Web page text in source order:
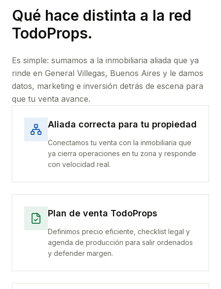
Qué hace distinta a la red
TodoProps.
Es simple: sumamos a la inmobiliaria aliada que ya
rinde en General Villegas, Buenos Aires y le damos
datos, marketing e inversión detrás de escena para
que tu venta avance.
Aliada correcta para tu propiedad
Conectamos tu venta con la inmobiliaria que
ya cierra operaciones en tu zona y responde
con velocidad real.
Plan de venta TodoProps
Definimos precio eficiente, checklist legal y
agenda de producción para salir ordenados
y defender margen.